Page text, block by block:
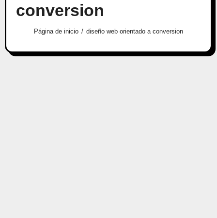
conversion
Página de inicio diseño web orientado a conversion